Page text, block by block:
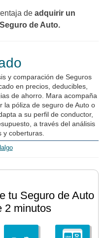
de adquirir un
de Auto.
y comparación de Seguros
en precios, deducibles,
de ahorro. Mara acompaña
la póliza de seguro de Auto o
a su perfil de conductor,
a través del análisis
y coberturas.
tu Seguro de Auto
2 minutos